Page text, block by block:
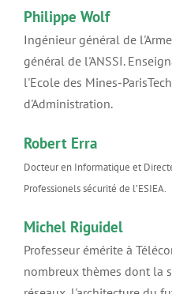
Philippe Wolf
Ingénieur général de
général de l'ANSSI.
l'Ecole des Mines-
d'Administration.
Robert Erra
Docteur en Informatique et
Professionels sécurité de l’ESIEA.
Michel Riguidel
Professeur émérite à
nombreux thèmes dont la